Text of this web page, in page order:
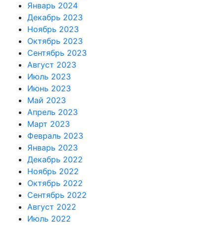
Январь 2024
Декабрь 2023
Ноябрь 2023
Октябрь 2023
Сентябрь 2023
Август 2023
Июль 2023
Июнь 2023
Май 2023
Апрель 2023
Март 2023
Февраль 2023
Январь 2023
Декабрь 2022
Ноябрь 2022
Октябрь 2022
Сентябрь 2022
Август 2022
Июль 2022